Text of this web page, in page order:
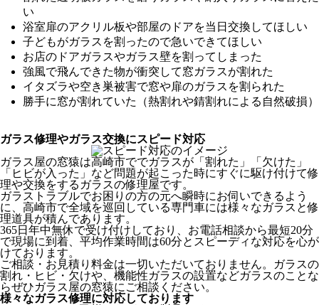
い
浴室扉のアクリル板や部屋のドアを当日交換してほしい
子どもがガラスを割ったので急いできてほしい
お店のドアガラスやガラス壁を割ってしまった
強風で飛んできた物が衝突して窓ガラスが割れた
イタズラや空き巣被害で窓や扉のガラスを割られた
勝手に窓が割れていた（熱割れや錆割れによる自然破損）
ガラス修理やガラス交換にスピード対応
ガラス屋の窓猿は高崎市ででガラスが「割れた」「欠けた」
「ヒビが入った」など問題が起こった時にすぐに駆け付けて修
理や交換をするガラスの修理屋です。
ガラストラブルでお困りの方の元へ瞬時にお伺いできるよう
に、高崎市で全域を巡回している専門車には様々なガラスと修
理道具が積んであります。
365日年中無休で受け付けしており、お電話相談から最短20分
で現場に到着、平均作業時間は60分とスピーディな対応を心が
けております。
ご相談・お見積り料金は一切いただいておりません。ガラスの
割れ・ヒビ・欠けや、機能性ガラスの設置などガラスのことな
らぜひガラス屋の窓猿にご相談ください。
様々なガラス修理に対応しております